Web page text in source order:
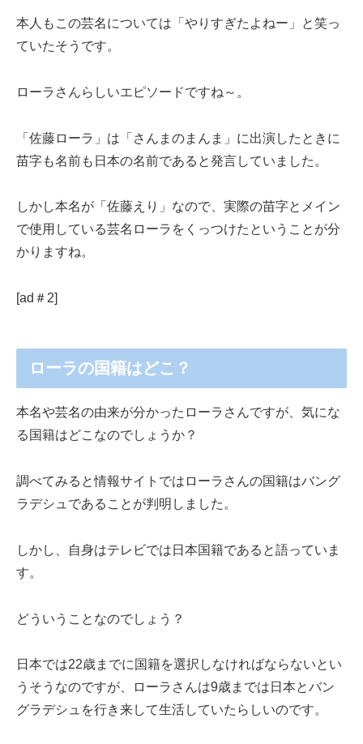
本人もこの芸名については「やりすぎたよねー」と笑っ
ていたそうです。
ローラさんらしいエピソードですね～。
「佐藤ローラ」は「さんまのまんま」に出演したときに
苗字も名前も日本の名前であると発言していました。
しかし本名が「佐藤えり」なので、実際の苗字とメイン
で使用している芸名ローラをくっつけたということが分
かりますね。
[ad＃2]
ローラの国籍はどこ？
本名や芸名の由来が分かったローラさんですが、気にな
る国籍はどこなのでしょうか？
調べてみると情報サイトではローラさんの国籍はバング
ラデシュであることが判明しました。
しかし、自身はテレビでは日本国籍であると語っていま
す。
どういうことなのでしょう？
日本では22歳までに国籍を選択しなければならないとい
うそうなのですが、ローラさんは9歳までは日本とバン
グラデシュを行き来して生活していたらしいのです。